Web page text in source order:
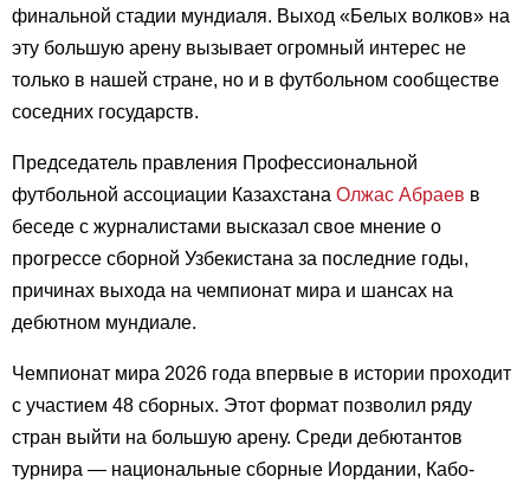
финальной стадии мундиаля. Выход «Белых волков» на
эту большую арену вызывает огромный интерес не
только в нашей стране, но и в футбольном сообществе
соседних государств.
Председатель правления Профессиональной
футбольной ассоциации Казахстана Олжас Абраев в
беседе с журналистами высказал свое мнение о
прогрессе сборной Узбекистана за последние годы,
причинах выхода на чемпионат мира и шансах на
дебютном мундиале.
Чемпионат мира 2026 года впервые в истории проходит
с участием 48 сборных. Этот формат позволил ряду
стран выйти на большую арену. Среди дебютантов
турнира — национальные сборные Иордании, Кабо-